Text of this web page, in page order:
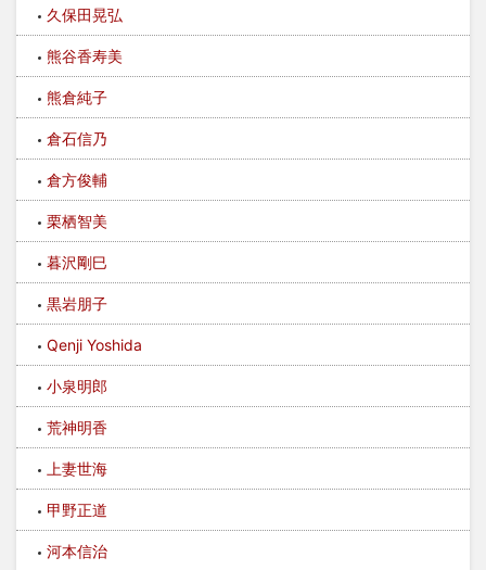
久保田晃弘
熊谷香寿美
熊倉純子
倉石信乃
倉方俊輔
栗栖智美
暮沢剛巳
黒岩朋子
Qenji Yoshida
小泉明郎
荒神明香
上妻世海
甲野正道
河本信治